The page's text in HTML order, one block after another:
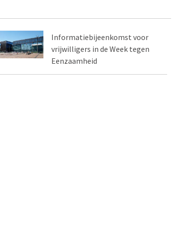
Informatiebijeenkomst voor
vrijwilligers in de Week tegen
Eenzaamheid